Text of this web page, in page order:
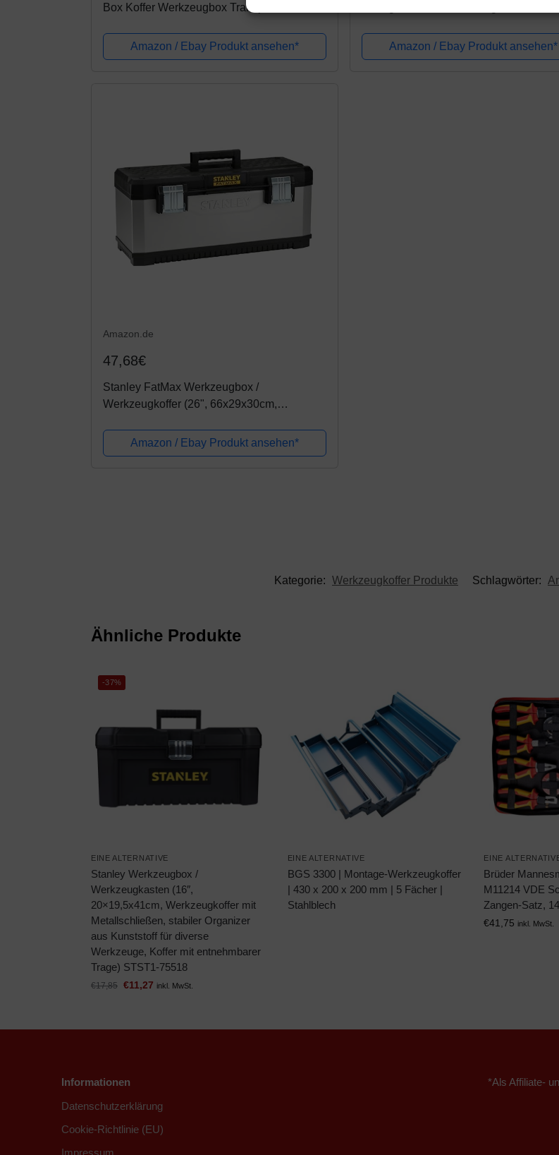
Box Koffer Werkzeugbox Transportkiste
Amazon / Ebay Produkt ansehen*
Platten, Schaumstoff Polsterung,
abschließbar,...
Amazon / Ebay Produkt ansehen*
Amazon.de
47,68€
Stanley FatMax Werkzeugbox /
Werkzeugkoffer (26", 66x29x30cm,
Aussparung, Werkzeugkasten mit Bi-
Material Griff und...
Amazon / Ebay Produkt ansehen*
Kategorie: Werkzeugkoffer Produkte Schlagwörter:
Ähnliche Produkte
-37%
EINE ALTERNATIVE
Stanley Werkzeugbox /
Werkzeugkasten (16″,
20×19,5x41cm, Werkzeugkoffer mit
Metallschließen, stabiler Organizer
aus Kunststoff für diverse
Werkzeuge, Koffer mit entnehmbarer
Trage) STST1-75518
€17,85 €11,27 inkl. MwSt.
EINE ALTERNATIVE
BGS 3300 | Montage-Werkzeugkoffer
| 430 x 200 x 200 mm | 5 Fächer |
Stahlblech
EINE
Brüder
M11214 VDE
Zangen-Satz,
€41,75 inkl. MwSt.
Informationen
Datenschutzerklärung
Cookie-Richtlinie (EU)
*Als Affiliate-